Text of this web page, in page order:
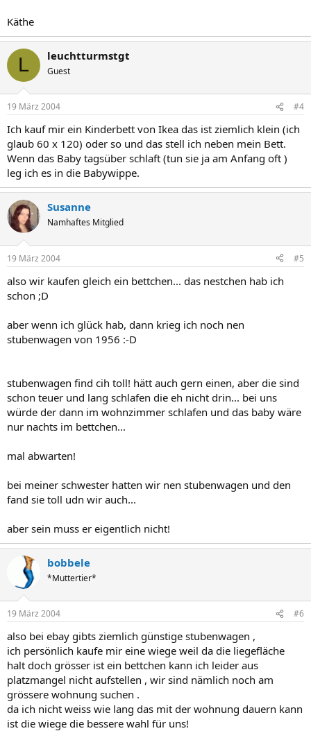
Käthe
L leuchtturmstgt
Guest
19 März 2004 #4
Ich kauf mir ein Kinderbett von Ikea das ist ziemlich klein (ich
glaub 60 x 120) oder so und das stell ich neben mein Bett.
Wenn das Baby tagsüber schlaft (tun sie ja am Anfang oft )
leg ich es in die Babywippe.
Susanne
Namhaftes Mitglied
19 März 2004 #5
also wir kaufen gleich ein bettchen... das nestchen hab ich
schon ;D
aber wenn ich glück hab, dann krieg ich noch nen
stubenwagen von 1956 :-D
stubenwagen find cih toll! hätt auch gern einen, aber die sind
schon teuer und lang schlafen die eh nicht drin... bei uns
würde der dann im wohnzimmer schlafen und das baby wäre
nur nachts im bettchen...
mal abwarten!
bei meiner schwester hatten wir nen stubenwagen und den
fand sie toll udn wir auch...
aber sein muss er eigentlich nicht!
bobbele
*Muttertier*
19 März 2004 #6
also bei ebay gibts ziemlich günstige stubenwagen ,
ich persönlich kaufe mir eine wiege weil da die liegefläche
halt doch grösser ist ein bettchen kann ich leider aus
platzmangel nicht aufstellen , wir sind nämlich noch am
grössere wohnung suchen .
da ich nicht weiss wie lang das mit der wohnung dauern kann
ist die wiege die bessere wahl für uns!